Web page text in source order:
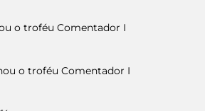
o troféu Comentador I
o troféu Comentador I